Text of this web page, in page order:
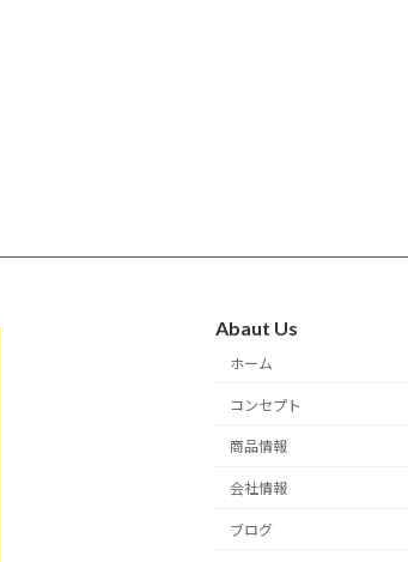
Abaut Us
ホーム
コンセプト
商品情報
会社情報
ブログ